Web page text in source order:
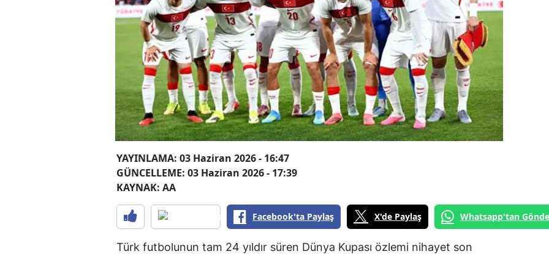
YAYINLAMA: 03 Haziran 2026 - 16:47
GÜNCELLEME: 03 Haziran 2026 - 17:39
KAYNAK: AA
Facebook'ta Paylaş X'de Paylaş Whatsapp'tan
Türk futbolunun tam 24 yıldır süren Dünya Kupası özlemi nihayet son